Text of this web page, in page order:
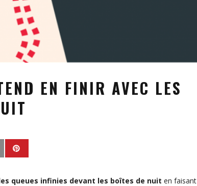
EN FINIR AVEC LES
queues infinies devant les boîtes de nuit en faisant